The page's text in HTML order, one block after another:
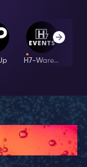
Ticket
the
it
H7-Warehouse